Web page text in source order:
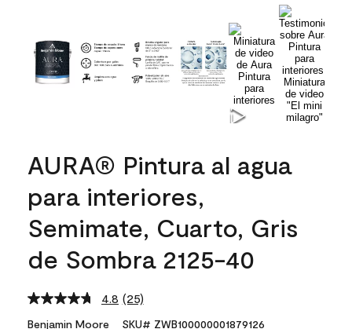
AURA® Pintura al agua
para interiores,
Semimate, Cuarto, Gris
de Sombra 2125-40
4.8 Read
25
(25)
Benjamin Moore SKU# ZWB100000001879126